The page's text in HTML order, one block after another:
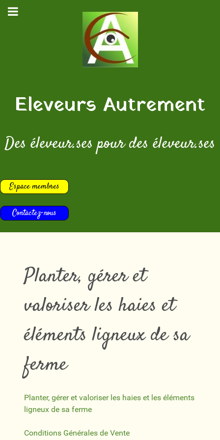
Eleveurs Autrement
Des éleveur.ses pour des éleveur.ses
Espace membres
Contactez-nous
Planter, gérer et
valoriser les haies et
éléments ligneux de sa
ferme
Planter, gérer et valoriser les haies et les éléments
ligneux de sa ferme
Conditions Générales de Vente